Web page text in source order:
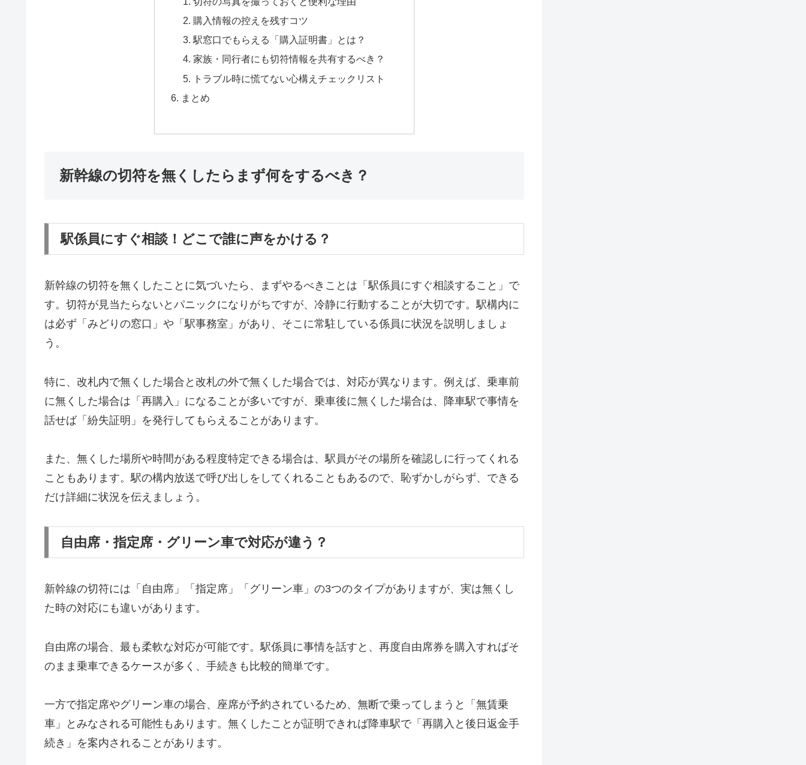
購入情報の控えを残すコツ
駅窓口でもらえる「購入証明書」とは？
家族・同行者にも切符情報を共有するべき？
トラブル時に慌てない心構えチェックリスト
まとめ
新幹線の切符を無くしたらまず何をするべき？
駅係員にすぐ相談！どこで誰に声をかける？
新幹線の切符を無くしたことに気づいたら、まずやるべきことは「駅係員にすぐ相談すること」で
す。切符が見当たらないとパニックになりがちですが、冷静に行動することが大切です。駅構内に
は必ず「みどりの窓口」や「駅事務室」があり、そこに常駐している係員に状況を説明しましょ
う。
特に、改札内で無くした場合と改札の外で無くした場合では、対応が異なります。例えば、乗車前
に無くした場合は「再購入」になることが多いですが、乗車後に無くした場合は、降車駅で事情を
話せば「紛失証明」を発行してもらえることがあります。
また、無くした場所や時間がある程度特定できる場合は、駅員がその場所を確認しに行ってくれる
こともあります。駅の構内放送で呼び出しをしてくれることもあるので、恥ずかしがらず、できる
だけ詳細に状況を伝えましょう。
自由席・指定席・グリーン車で対応が違う？
新幹線の切符には「自由席」「指定席」「グリーン車」の3つのタイプがありますが、実は無くし
た時の対応にも違いがあります。
自由席の場合、最も柔軟な対応が可能です。駅係員に事情を話すと、再度自由席券を購入すればそ
のまま乗車できるケースが多く、手続きも比較的簡単です。
一方で指定席やグリーン車の場合、座席が予約されているため、無断で乗ってしまうと「無賃乗
車」とみなされる可能性もあります。無くしたことが証明できれば降車駅で「再購入と後日返金手
続き」を案内されることがあります。